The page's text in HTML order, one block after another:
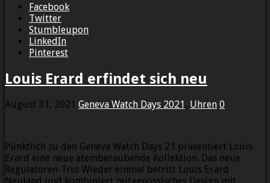
Facebook
Twitter
Stumbleupon
LinkedIn
Pinterest
Louis Erard erfindet sich neu
August 31, 2021 Geneva Watch Days 2021 , Uhren 0
Pünktlich zu den Geneva Watch Days 21 präsentiert Louis
Erard eine neue atemberaubende Kollektion. Das neue
Regulatoren-Trio Wieder einmal betritt Louis Erard